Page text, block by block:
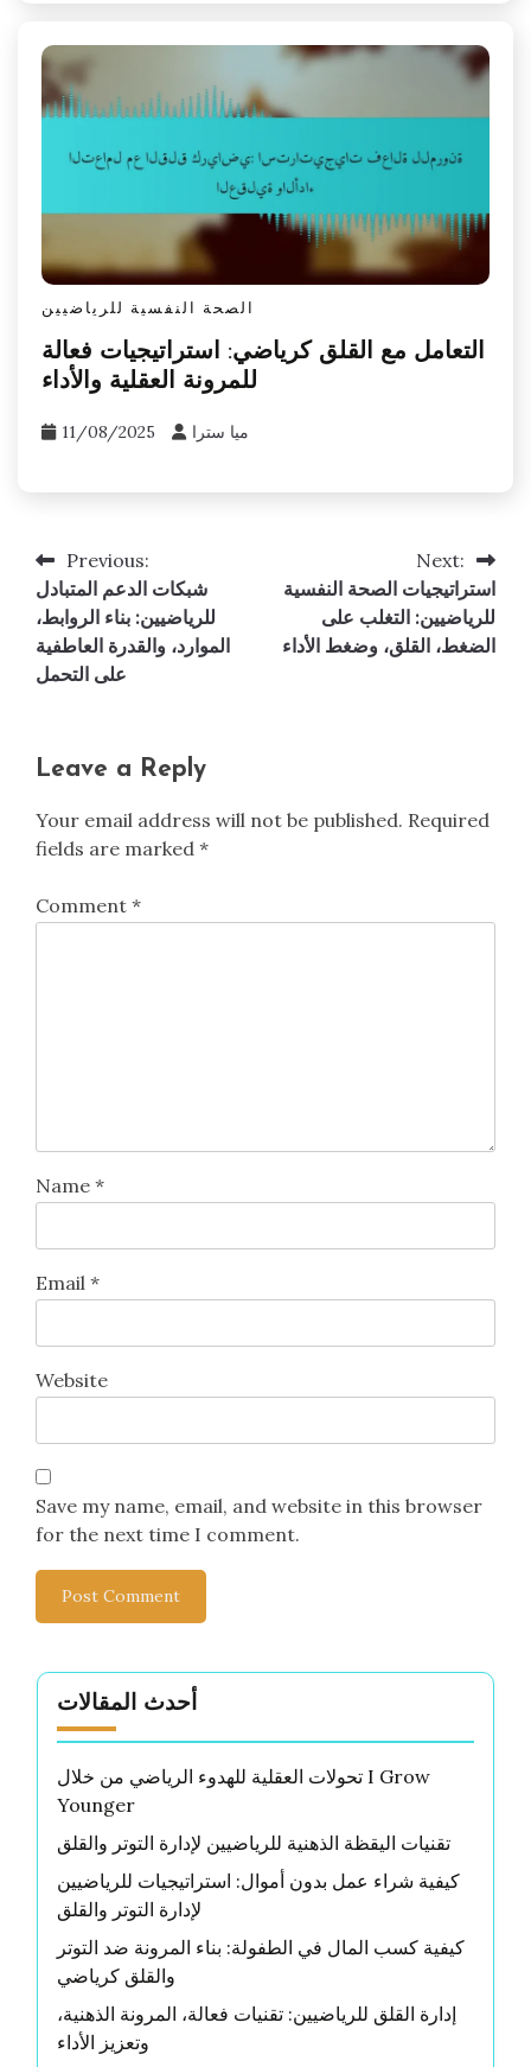
الصحة النفسية للرياضيين
التعامل مع القلق كرياضي: استراتيجيات فعالة
للمرونة العقلية والأداء
11/08/2025 ميا سترا
Post
navigation
Previous:
شبكات الدعم المتبادل
للرياضيين: بناء الروابط،
الموارد، والقدرة العاطفية
على التحمل
Next:
استراتيجيات الصحة النفسية
للرياضيين: التغلب على
الضغط، القلق، وضغط الأداء
Leave a Reply
Your email address will not be published. Required
fields are marked *
Comment *
Name *
Email *
Website
Save my name, email, and website in this browser
for the next time I comment.
أحدث المقالات
تحولات العقلية للهدوء الرياضي من خلال I Grow
Younger
تقنيات اليقظة الذهنية للرياضيين لإدارة التوتر والقلق
كيفية شراء عمل بدون أموال: استراتيجيات للرياضيين
لإدارة التوتر والقلق
كيفية كسب المال في الطفولة: بناء المرونة ضد التوتر
والقلق كرياضي
إدارة القلق للرياضيين: تقنيات فعالة، المرونة الذهنية،
وتعزيز الأداء